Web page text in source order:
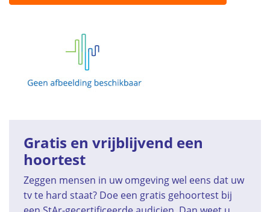
Gratis en vrijblijvend een
hoortest
Zeggen mensen in uw omgeving wel eens dat uw
tv te hard staat? Doe een gratis gehoortest bij